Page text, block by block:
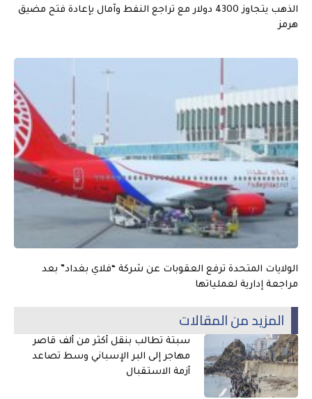
الذهب يتجاوز 4300 دولار مع تراجع النفط وآمال بإعادة فتح مضيق
هرمز
الولايات المتحدة ترفع العقوبات عن شركة “فلاي بغداد” بعد
مراجعة إدارية لعملياتها
المزيد من المقالات
سبتة تطالب بنقل أكثر من ألف قاصر
مهاجر إلى البر الإسباني وسط تصاعد
أزمة الاستقبال